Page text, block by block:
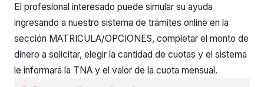
El profesional interesado puede simular su ayuda
ingresando a nuestro sistema de trámites online en la
sección MATRICULA/OPCIONES, completar el monto de
dinero a solicitar, elegir la cantidad de cuotas y el sistema
le informará la TNA y el valor de la cuota mensual.